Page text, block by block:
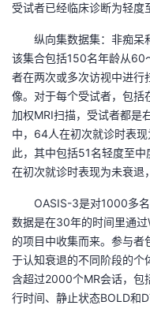
藏
受试者已经临床诊断为轻度
纵向集数据集：非痴呆和
该集合包括150名年龄从60
者在两次或多次访视中进
像。对于每个受试者，包括
加权MRI扫描，受试者都是
中，64人在初次就诊时表
此，其中包括51名轻度至
在初次就诊时表现为未衰退
OASIS-3是对1000多名
数据是在30年的时间里通
的项目中收集而来。参与
于认知衰退的不同阶段的
含超过2000个MR会话，包
行时间、静止状态BOLD和